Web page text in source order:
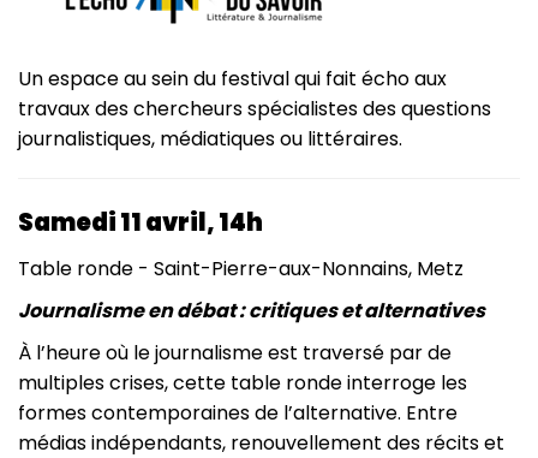
Un espace au sein du festival qui fait écho aux
travaux des chercheurs spécialistes des questions
journalistiques, médiatiques ou littéraires.
Samedi 11 avril, 14h
Table ronde - Saint-Pierre-aux-Nonnains, Metz
Journalisme en débat : critiques et alternatives
À l’heure où le journalisme est traversé par de
multiples crises, cette table ronde interroge les
formes contemporaines de l’alternative. Entre
médias indépendants, renouvellement des récits et